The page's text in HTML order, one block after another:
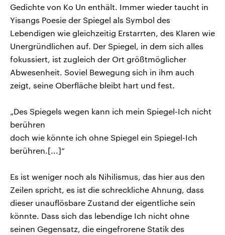
Gedichte von Ko Un enthält. Immer wieder taucht in
Yisangs Poesie der Spiegel als Symbol des
Lebendigen wie gleichzeitig Erstarrten, des Klaren wie
Unergründlichen auf. Der Spiegel, in dem sich alles
fokussiert, ist zugleich der Ort größtmöglicher
Abwesenheit. Soviel Bewegung sich in ihm auch
zeigt, seine Oberfläche bleibt hart und fest.
„Des Spiegels wegen kann ich mein Spiegel-Ich nicht
berühren
doch wie könnte ich ohne Spiegel ein Spiegel-Ich
berühren.[...]“
Es ist weniger noch als Nihilismus, das hier aus den
Zeilen spricht, es ist die schreckliche Ahnung, dass
dieser unauflösbare Zustand der eigentliche sein
könnte. Dass sich das lebendige Ich nicht ohne
seinen Gegensatz, die eingefrorene Statik des